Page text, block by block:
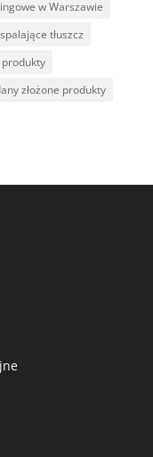
w Warszawie
tłuszcz
złożone produkty